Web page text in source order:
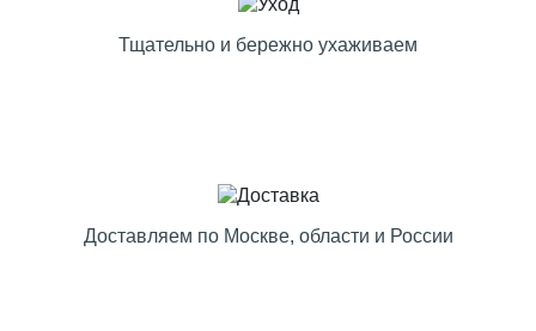
Тщательно и бережно ухаживаем
Доставляем по Москве, области и России